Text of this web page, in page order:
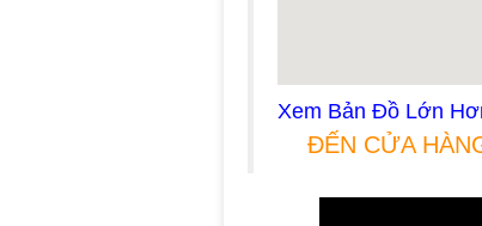
Xem Bản Đồ Lớn
ĐẾN CỬA